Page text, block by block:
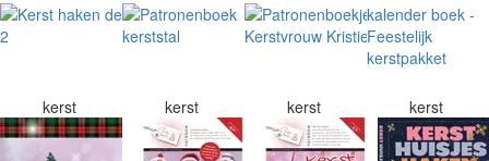
kerst kerst kerst kerst